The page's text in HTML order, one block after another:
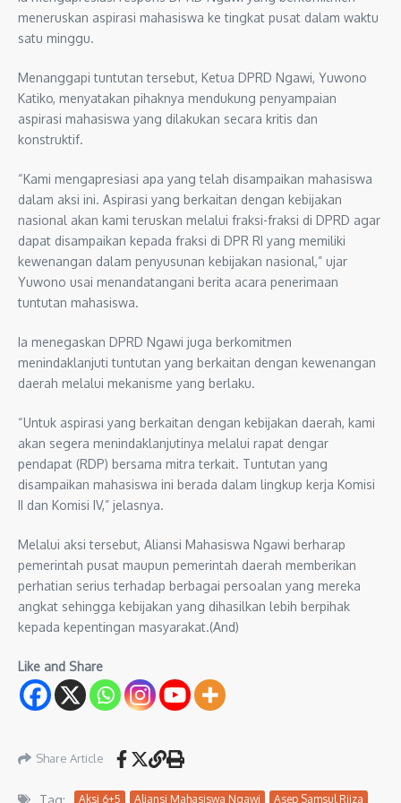
meneruskan aspirasi mahasiswa ke tingkat pusat dalam waktu
satu minggu.
Menanggapi tuntutan tersebut, Ketua DPRD Ngawi, Yuwono
Katiko, menyatakan pihaknya mendukung penyampaian
aspirasi mahasiswa yang dilakukan secara kritis dan
konstruktif.
“Kami mengapresiasi apa yang telah disampaikan mahasiswa
dalam aksi ini. Aspirasi yang berkaitan dengan kebijakan
nasional akan kami teruskan melalui fraksi-fraksi di DPRD agar
dapat disampaikan kepada fraksi di DPR RI yang memiliki
kewenangan dalam penyusunan kebijakan nasional,” ujar
Yuwono usai menandatangani berita acara penerimaan
tuntutan mahasiswa.
Ia menegaskan DPRD Ngawi juga berkomitmen
menindaklanjuti tuntutan yang berkaitan dengan kewenangan
daerah melalui mekanisme yang berlaku.
“Untuk aspirasi yang berkaitan dengan kebijakan daerah, kami
akan segera menindaklanjutinya melalui rapat dengar
pendapat (RDP) bersama mitra terkait. Tuntutan yang
disampaikan mahasiswa ini berada dalam lingkup kerja Komisi
II dan Komisi IV,” jelasnya.
Melalui aksi tersebut, Aliansi Mahasiswa Ngawi berharap
pemerintah pusat maupun pemerintah daerah memberikan
perhatian serius terhadap berbagai persoalan yang mereka
angkat sehingga kebijakan yang dihasilkan lebih berpihak
kepada kepentingan masyarakat.(And)
Like and Share
Share Article
Tag: Aksi 6+5 Aliansi Mahasiswa Ngawi
Asep Samsul Rijza